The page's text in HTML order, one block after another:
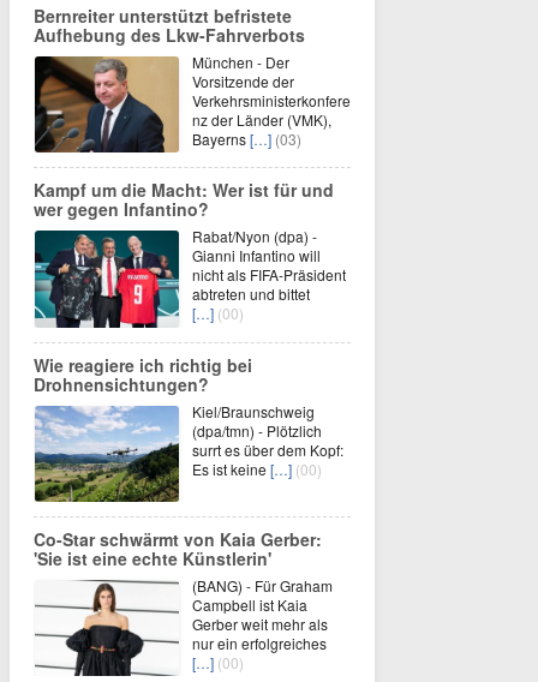
Bernreiter unterstützt befristete
Aufhebung des Lkw-Fahrverbots
München - Der
Vorsitzende der
Verkehrsministerkonfere
nz der Länder (VMK),
Bayerns[…] (03)
Kampf um die Macht: Wer ist für und
wer gegen Infantino?
Rabat/Nyon (dpa) -
Gianni Infantino will
nicht als FIFA-Präsident
abtreten und bittet
[…] (00)
Wie reagiere ich richtig bei
Drohnensichtungen?
Kiel/Braunschweig
(dpa/tmn) - Plötzlich
surrt es über dem Kopf:
Es ist keine […] (00)
Co-Star schwärmt von Kaia Gerber:
'Sie ist eine echte Künstlerin'
(BANG) - Für Graham
Campbell ist Kaia
Gerber weit mehr als
nur ein erfolgreiches
[…] (00)